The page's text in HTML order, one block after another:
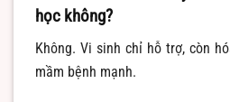
học không?
Không. Vi sinh chỉ hỗ trợ, còn
mầm bệnh mạnh.